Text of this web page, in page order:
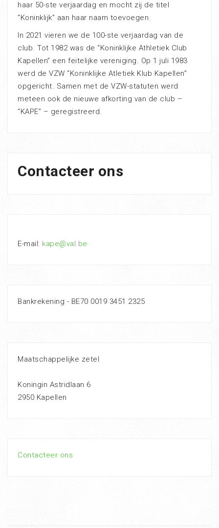
haar 50-ste verjaardag en mocht zij de titel
“Koninklijk” aan haar naam toevoegen.
In 2021 vieren we de 100-ste verjaardag van de
club. Tot 1982 was de “Koninklijke Athletiek Club
Kapellen” een feitelijke vereniging. Op 1 juli 1983
werd de VZW “Koninklijke Atletiek Klub Kapellen”
opgericht. Samen met de VZW-statuten werd
meteen ook de nieuwe afkorting van de club –
“KAPE” – geregistreerd.
Contacteer ons
E-mail: kape@val.be
Bankrekening - BE70 0019 3451 2325
Maatschappelijke zetel
Koningin Astridlaan 6
2950 Kapellen
Contacteer ons